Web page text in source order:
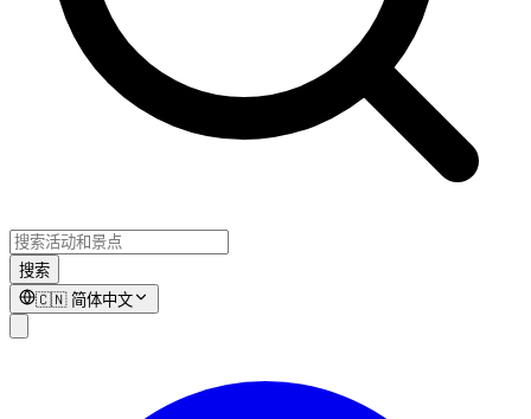
搜索
🇨🇳 简体中文